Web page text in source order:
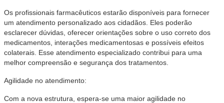
Os profissionais farmacêuticos estarão disponíveis para fornecer
um atendimento personalizado aos cidadãos. Eles poderão
esclarecer dúvidas, oferecer orientações sobre o uso correto dos
medicamentos, interações medicamentosas e possíveis efeitos
colaterais. Esse atendimento especializado contribui para uma
melhor compreensão e segurança dos tratamentos.
Agilidade no atendimento:
Com a nova estrutura, espera-se uma maior agilidade no